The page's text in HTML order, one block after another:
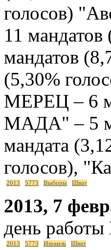
голосов)
11
мандатов
(5,30%
МЕРЕЦ – 6
МАДА" – 5
мандата
голосов),
2013 5773 Выборы Шват
2013, 7
день работы
2013 5773 Израиль Шват